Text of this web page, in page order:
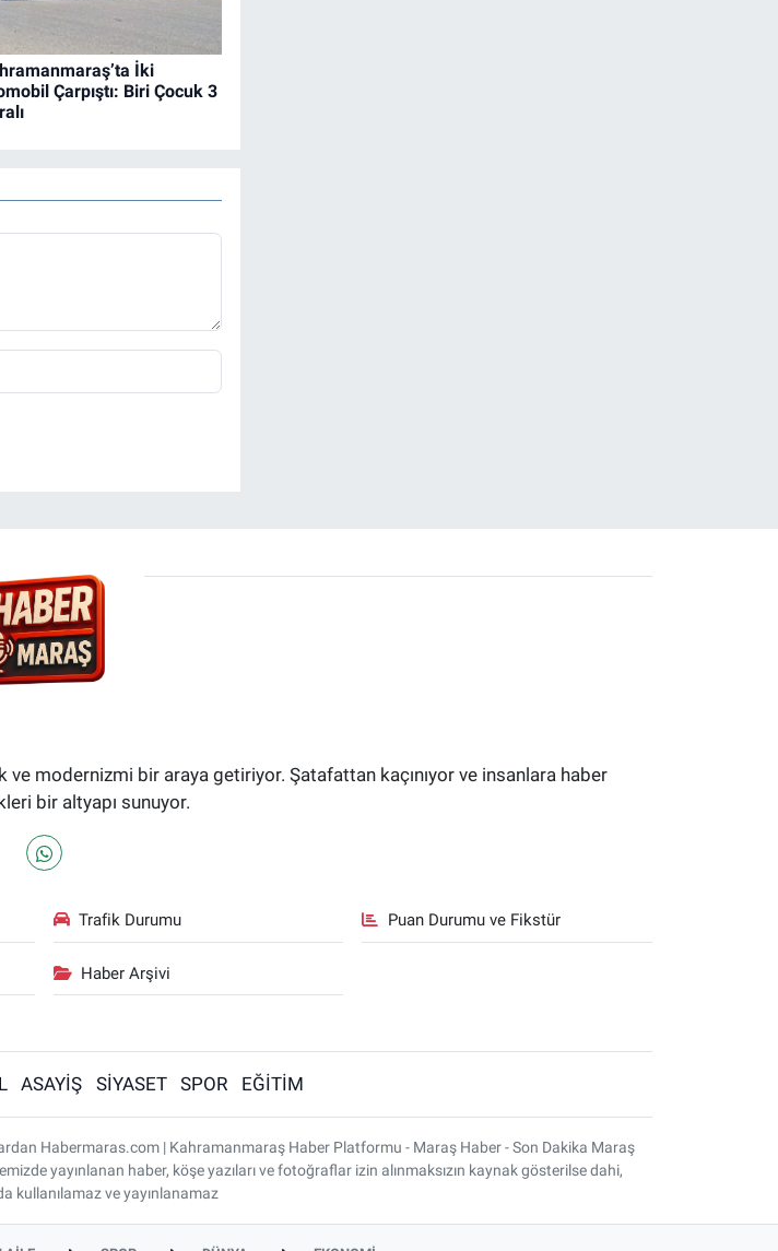
İki
Çarpıştı: Biri Çocuk 3
modernizmi bir araya getiriyor. Şatafattan kaçınıyor ve insanlara haber
bir altyapı sunuyor.
Trafik Durumu Puan Durumu ve Fikstür
Haber Arşivi
ASAYİŞ SİYASET SPOR EĞİTİM
Habermaras.com | Kahramanmaraş Haber Platformu - Maraş Haber - Son Dakika Maraş
yayınlanan haber, köşe yazıları ve fotoğraflar izin alınmaksızın kaynak gösterilse dahi,
kullanılamaz ve yayınlanamaz